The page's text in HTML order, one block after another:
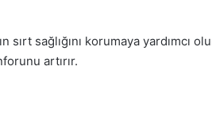
sırt sağlığını korumaya yardımcı
artırır.